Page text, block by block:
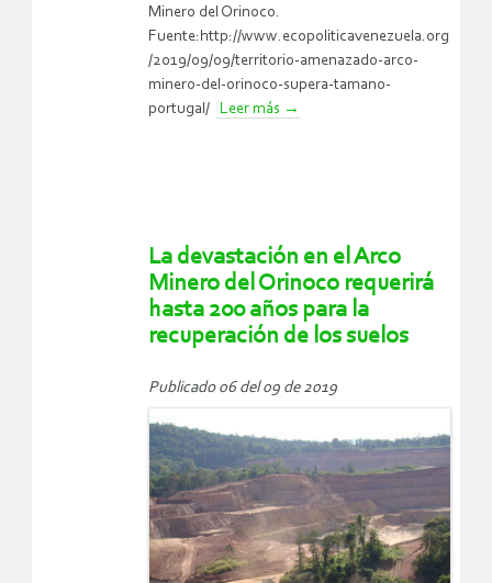
Minero del Orinoco.
Fuente:http://www.ecopoliticavenezuela.org
/2019/09/09/territorio-amenazado-arco-
minero-del-orinoco-supera-tamano-
portugal/
Leer más →
La devastación en el Arco
Minero del Orinoco requerirá
hasta 200 años para la
recuperación de los suelos
Publicado 06 del 09 de 2019